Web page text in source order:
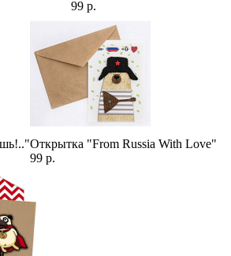
99 р.
Открытка "From Russia With Love"
99 р.